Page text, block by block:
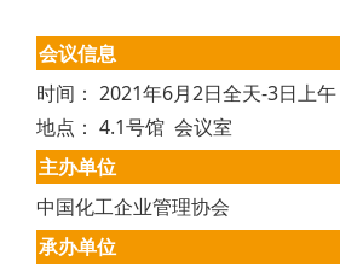
会议信息
时间： 2021年6月2日全天-3日上午
地点： 4.1号馆 会议室
主办单位
中国化工企业管理协会
承办单位